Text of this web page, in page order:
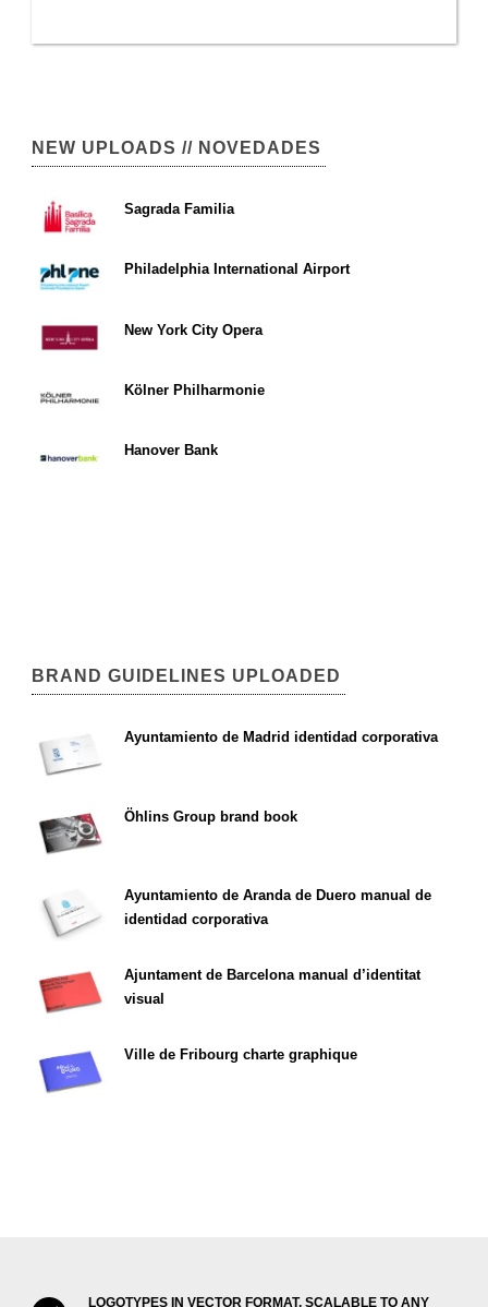
NEW UPLOADS // NOVEDADES
Sagrada Familia
Philadelphia International Airport
New York City Opera
Kölner Philharmonie
Hanover Bank
BRAND GUIDELINES UPLOADED
Ayuntamiento de Madrid identidad corporativa
Öhlins Group brand book
Ayuntamiento de Aranda de Duero manual de
identidad corporativa
Ajuntament de Barcelona manual d’identitat
visual
Ville de Fribourg charte graphique
LOGOTYPES IN VECTOR FORMAT, SCALABLE TO ANY